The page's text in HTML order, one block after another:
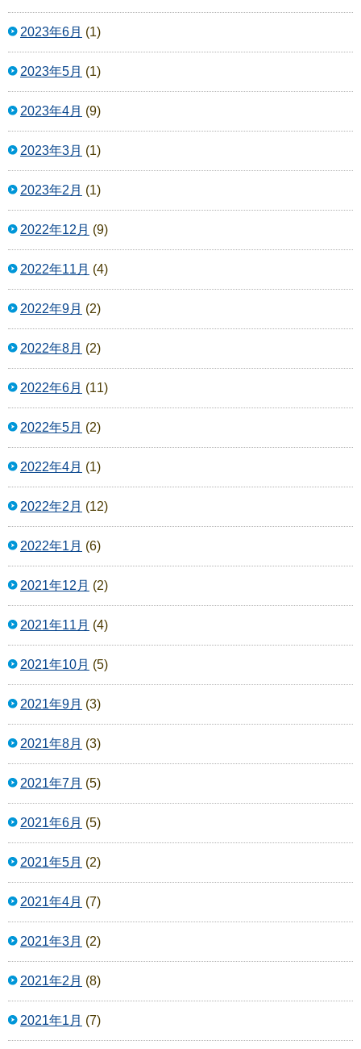
2023年6月 (1)
2023年5月 (1)
2023年4月 (9)
2023年3月 (1)
2023年2月 (1)
2022年12月 (9)
2022年11月 (4)
2022年9月 (2)
2022年8月 (2)
2022年6月 (11)
2022年5月 (2)
2022年4月 (1)
2022年2月 (12)
2022年1月 (6)
2021年12月 (2)
2021年11月 (4)
2021年10月 (5)
2021年9月 (3)
2021年8月 (3)
2021年7月 (5)
2021年6月 (5)
2021年5月 (2)
2021年4月 (7)
2021年3月 (2)
2021年2月 (8)
2021年1月 (7)